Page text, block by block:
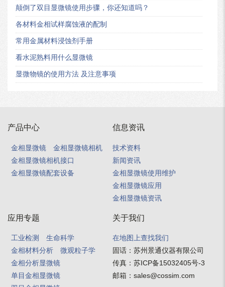
颠倒了双目显微镜使用步骤，你还知道吗？
各材料金相试样腐蚀液的配制
常用金属材料浸蚀剂手册
看水泥熟料用什么显微镜
显微物镜的使用方法 及注意事项
产品中心
金相显微镜
金相显微镜相机
金相显微镜相机接口
金相显微镜配套设备
信息资讯
技术资料
新闻资讯
金相显微镜使用维护
金相显微镜应用
金相显微镜资讯
应用专题
工业检测
生命科学
金相材料分析
微观粒子学
金相分析显微镜
单目金相显微镜
关于我们
在地图上查找我们
固话： 苏州景通仪器有限公司
传真： 苏ICP备15032405号-3
邮箱： sales@cossim.com